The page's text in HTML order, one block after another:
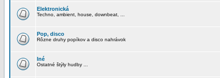
Elektronická
Techno, ambient, house, downbeat, ...
Pop, disco
Rôzne druhy popíkov a disco nahrávok
Iné
Ostatné štýly hudby ...